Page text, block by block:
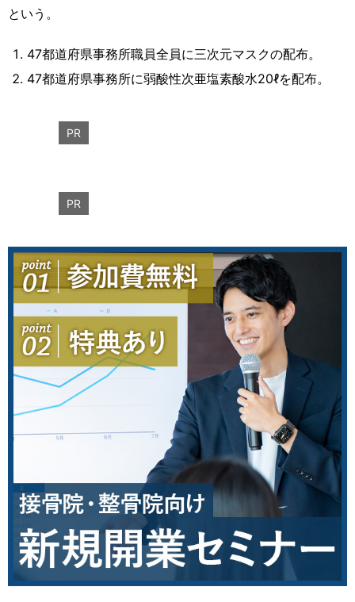
という。
47都道府県事務所職員全員に三次元マスクの配布。
47都道府県事務所に弱酸性次亜塩素酸水20ℓを配布。
PR
PR